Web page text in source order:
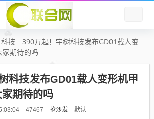
科技
390万起！宇树科技发布GD01载人变
期待的吗
科技发布GD01载人变形机甲
期待的吗
47467 抢沙发 默认